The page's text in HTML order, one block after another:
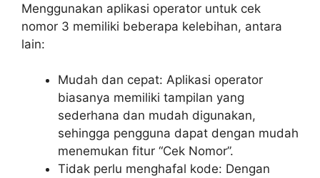
Menggunakan aplikasi operator untuk cek
nomor 3 memiliki beberapa kelebihan, antara
lain:
Mudah dan cepat: Aplikasi operator
biasanya memiliki tampilan yang
sederhana dan mudah digunakan,
sehingga pengguna dapat dengan mudah
menemukan fitur “Cek Nomor”.
Tidak perlu menghafal kode: Dengan